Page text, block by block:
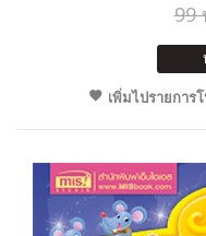
99
เพิ่มไปรายการ